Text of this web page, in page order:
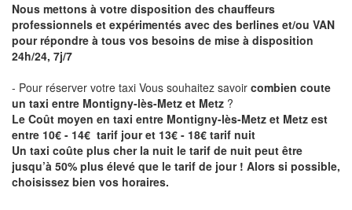
Nous mettons à votre disposition des chauffeurs
professionnels et expérimentés avec des berlines et/ou VAN
pour répondre à tous vos besoins de mise à disposition
24h/24, 7j/7
- Pour réserver votre taxi Vous souhaitez savoir combien coute
un taxi entre Montigny-lès-Metz et Metz ?
Le Coût moyen en taxi entre Montigny-lès-Metz et Metz est
entre 10€ - 14€ tarif jour et 13€ - 18€ tarif nuit
Un taxi coûte plus cher la nuit le tarif de nuit peut être
jusqu’à 50% plus élevé que le tarif de jour ! Alors si possible,
choisissez bien vos horaires.